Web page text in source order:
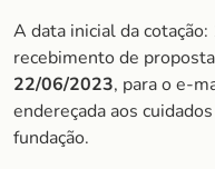
A data inicial da
recebimento de
22/06/2023, para o e-
endereçada aos
fundação.